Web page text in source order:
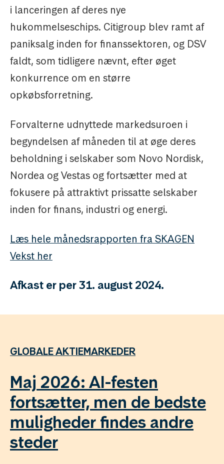
i lanceringen af deres nye
hukommelseschips. Citigroup blev ramt af
paniksalg inden for finanssektoren, og DSV
faldt, som tidligere nævnt, efter øget
konkurrence om en større
opkøbsforretning.
Forvalterne udnyttede markedsuroen i
begyndelsen af måneden til at øge deres
beholdning i selskaber som Novo Nordisk,
Nordea og Vestas og fortsætter med at
fokusere på attraktivt prissatte selskaber
inden for finans, industri og energi.
Læs hele månedsrapporten fra SKAGEN
Vekst her
Afkast er per 31. august 2024.
GLOBALE AKTIEMARKEDER
Maj 2026: AI-festen
fortsætter, men de bedste
muligheder findes andre
steder